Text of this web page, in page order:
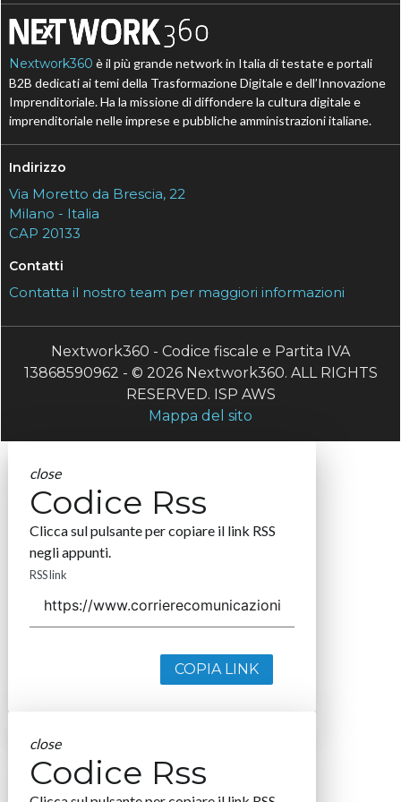
Nextwork360 è il più grande network in Italia di testate e portali
B2B dedicati ai temi della Trasformazione Digitale e dell’Innovazione
Imprenditoriale. Ha la missione di diffondere la cultura digitale e
imprenditoriale nelle imprese e pubbliche amministrazioni italiane.
Indirizzo
Via Moretto da Brescia, 22
Milano - Italia
CAP 20133
Contatti
Contatta il nostro team per maggiori informazioni
Nextwork360 - Codice fiscale e Partita IVA
13868590962 - © 2026 Nextwork360. ALL RIGHTS
RESERVED. ISP AWS
Mappa del sito
close
Codice Rss
Clicca sul pulsante per copiare il link RSS
negli appunti.
RSS link
COPIA LINK
close
Codice Rss